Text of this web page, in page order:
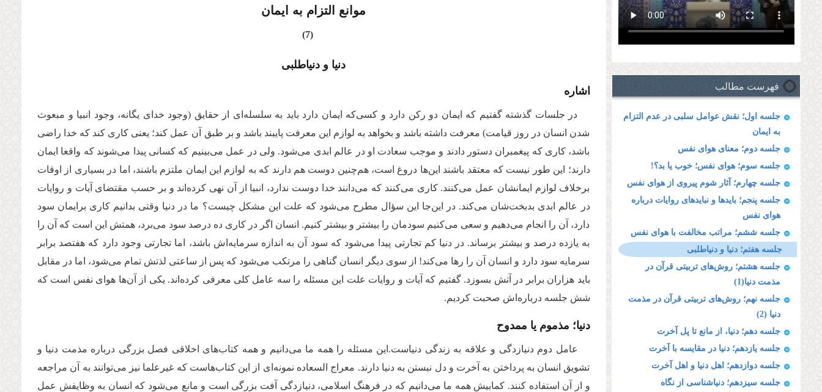
فهرست مطالب
جلسه اول؛ نقش عوامل سلبی در عدم التزام
به ایمان
جلسه دوم؛ معنای هوای نفس
جلسه سوم؛ هوای نفس؛ خوب یا بد؟!
جلسه چهارم؛ آثار شوم پیروی از هوای نفس
جلسه پنجم؛ بایدها و نبایدهای روایات درباره
هوای نفس
جلسه ششم؛ مراتب مخالفت با هوای نفس
جلسه هفتم؛ دنیا و دنیاطلبی
جلسه هشتم؛ روش‌های تربیتی قرآن در
مذمت دنیا(1)
جلسه نهم؛ روش‌های تربیتی قرآن در مذمت
دنیا (2)
جلسه دهم؛ دنیا، از مانع تا پل آخرت
جلسه یازدهم؛ دنیا در مقایسه با آخرت
جلسه دوازدهم؛ اهل دنیا و اهل آخرت
جلسه سیزدهم؛ دنیاشناسی از نگاه
موانع التزام به ایمان
(7)
دنیا و دنیاطلبی
اشاره
در جلسات گذشته گفتیم که ایمان دو رکن دارد و کسی‌که ایمان دارد باید به سلسله‌ای از حقایق (وجود خدای یگانه، وجود انبیا و مبعوث
شدن انسان در روز قیامت) معرفت داشته باشد و بخواهد به لوازم این معرفت پایبند باشد و بر طبق آن عمل کند؛ یعنی کاری کند که خدا راضی
باشد، کاری که پیغمبران دستور دادند و موجب سعادت او در عالم ابدی می‌شود. ولی در عمل می‌بینیم که کسانی پیدا می‌شوند که واقعا ایمان
دارند؛ این طور نیست که معتقد باشند این‌ها دروغ است، هم‌چنین دوست هم دارند که به لوازم این ایمان ملتزم باشند، اما در بسیاری از اوقات
برخلاف لوازم ایمانشان عمل می‌‌کنند. کاری می‌کنند که می‌دانند خدا دوست ندارد، انبیا از آن نهی کرده‌اند و بر حسب مقتضای آیات و روایات
در عالم ابدی بدبخت‌شان می‌کند. در این‌جا این سؤال مطرح می‌شود که علت این مشکل چیست؟ ما در دنیا وقتی بدانیم کاری برایمان سود
دارد، آن را انجام می‌دهیم و سعی می‌کنیم سودمان را بیشتر و بیشتر کنیم. انسان اگر در کاری ده درصد سود می‌برد، همتش این است که آن را
به یازده درصد و بیشتر برساند. در دنیا کم تجارتی پیدا می‌شود که سود آن به اندازه سرمایه‌اش باشد، اما تجارتی وجود دارد که هفتصد برابر
سرمایه سود دارد و انسان آن را رها می‌کند! از سوی دیگر انسان گناهی را مرتکب می‌شود که پس از ساعتی لذتش تمام می‌شود، اما در مقابل
باید هزاران برابر در آتش بسوزد. گفتیم که آیات و روایات علت این مسئله را سه عامل کلی معرفی کرده‌اند. یکی از آن‌ها هوای نفس است که
شش جلسه درباره‌اش صحبت کردیم.
دنیا؛ مذموم یا ممدوح
عامل دوم دنیازدگی و علاقه به زندگی دنیاست.این مسئله را همه ما می‌دانیم و همه کتاب‌های اخلاقی فصل بزرگی درباره مذمت دنیا و
تشویق انسان به پرداختن به آخرت و دل نبستن به دنیا دارند. معراج السعاده نمونه‌ای از این کتاب‌هاست که غیرعلما نیز می‌توانند به آن مراجعه
و از آن استفاده کنند. کمابیش همه ما می‌دانیم که در فرهنگ اسلامی، دنیازدگی آفت بزرگی است و مانع می‌شود که انسان به وظایفش عمل